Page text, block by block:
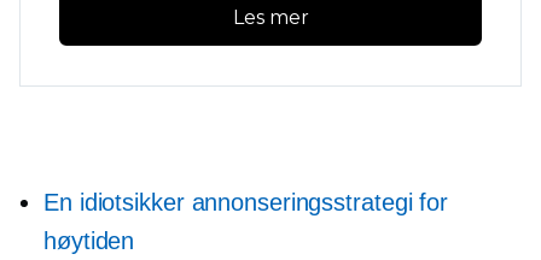
Les mer
En idiotsikker annonseringsstrategi for
høytiden